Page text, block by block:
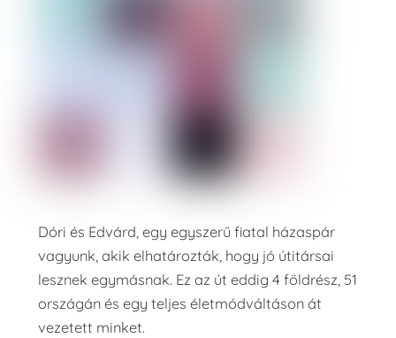
Dóri és Edvárd, egy egyszerű fiatal házaspár
vagyunk, akik elhatározták, hogy jó útitársai
lesznek egymásnak. Ez az út eddig 4 földrész, 51
országán és egy teljes életmódváltáson át
vezetett minket.